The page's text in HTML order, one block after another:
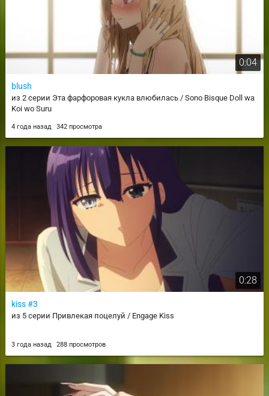
0:04
blush
из 2 серии Эта фарфоровая кукла влюбилась / Sono Bisque Doll wa
Koi wo Suru
4 года назад 342 просмотра
0:28
kiss #3
из 5 серии Привлекая поцелуй / Engage Kiss
3 года назад 288 просмотров